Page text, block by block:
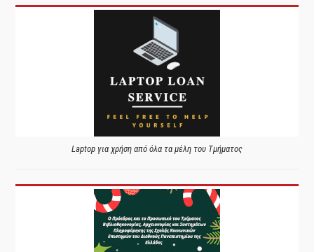
Laptop για χρήση από όλα τα μέλη του Τμήματος